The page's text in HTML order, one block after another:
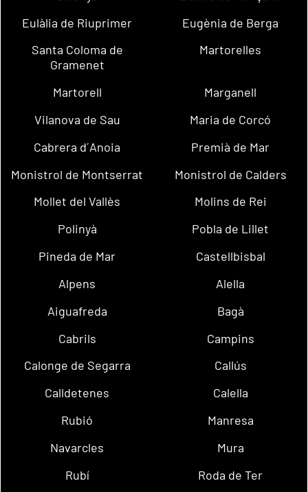
Eulàlia de Riuprimer
Eugènia de Berga
Santa Coloma de
Gramenet
Martorelles
Martorell
Marganell
Vilanova de Sau
Maria de Corcó
Cabrera d´Anoia
Premià de Mar
Monistrol de Montserrat
Monistrol de Calders
Mollet del Vallès
Molins de Rei
Polinyà
Pobla de Lillet
Pineda de Mar
Castellbisbal
Alpens
Alella
Aiguafreda
Bagà
Cabrils
Campins
Calonge de Segarra
Callús
Calldetenes
Calella
Rubió
Manresa
Navarcles
Mura
Rubí
Roda de Ter